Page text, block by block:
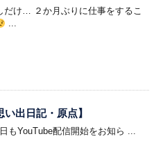
だけ… ２か月ぶりに仕事をするこ
...
出日記・原点】
もYouTube配信開始をお知ら ...